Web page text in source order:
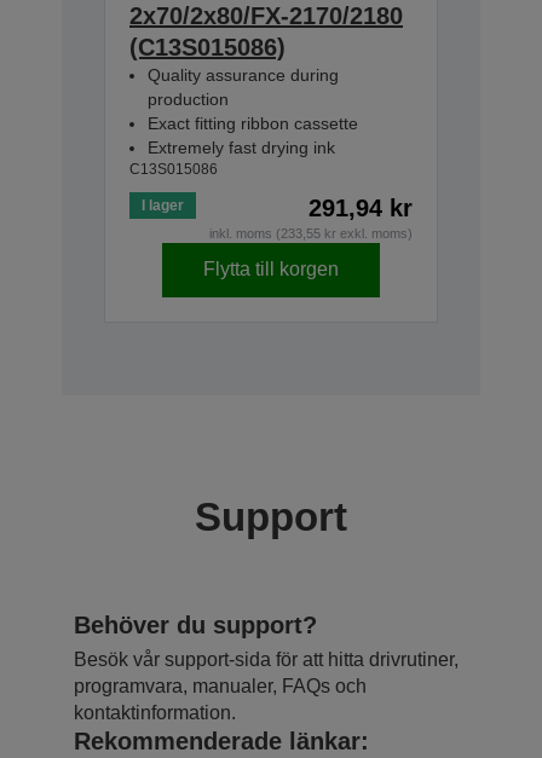
2x70/2x80/FX-2170/2180
(C13S015086)
Quality assurance during
production
Exact fitting ribbon cassette
Extremely fast drying ink
C13S015086
I lager 291,94 kr
inkl. moms (233,55 kr exkl. moms)
Flytta till korgen
Support
Behöver du support?
Besök vår support-sida för att hitta drivrutiner,
programvara, manualer, FAQs och
kontaktinformation.
Rekommenderade länkar: